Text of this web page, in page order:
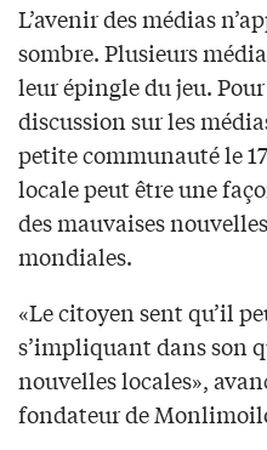
L’avenir des médias
sombre. Plusieurs
leur épingle du jeu.
discussion sur les
petite communauté le
locale peut être une
des mauvaises
mondiales.
«Le citoyen sent qu’il
s’impliquant dans son
nouvelles locales»,
fondateur de